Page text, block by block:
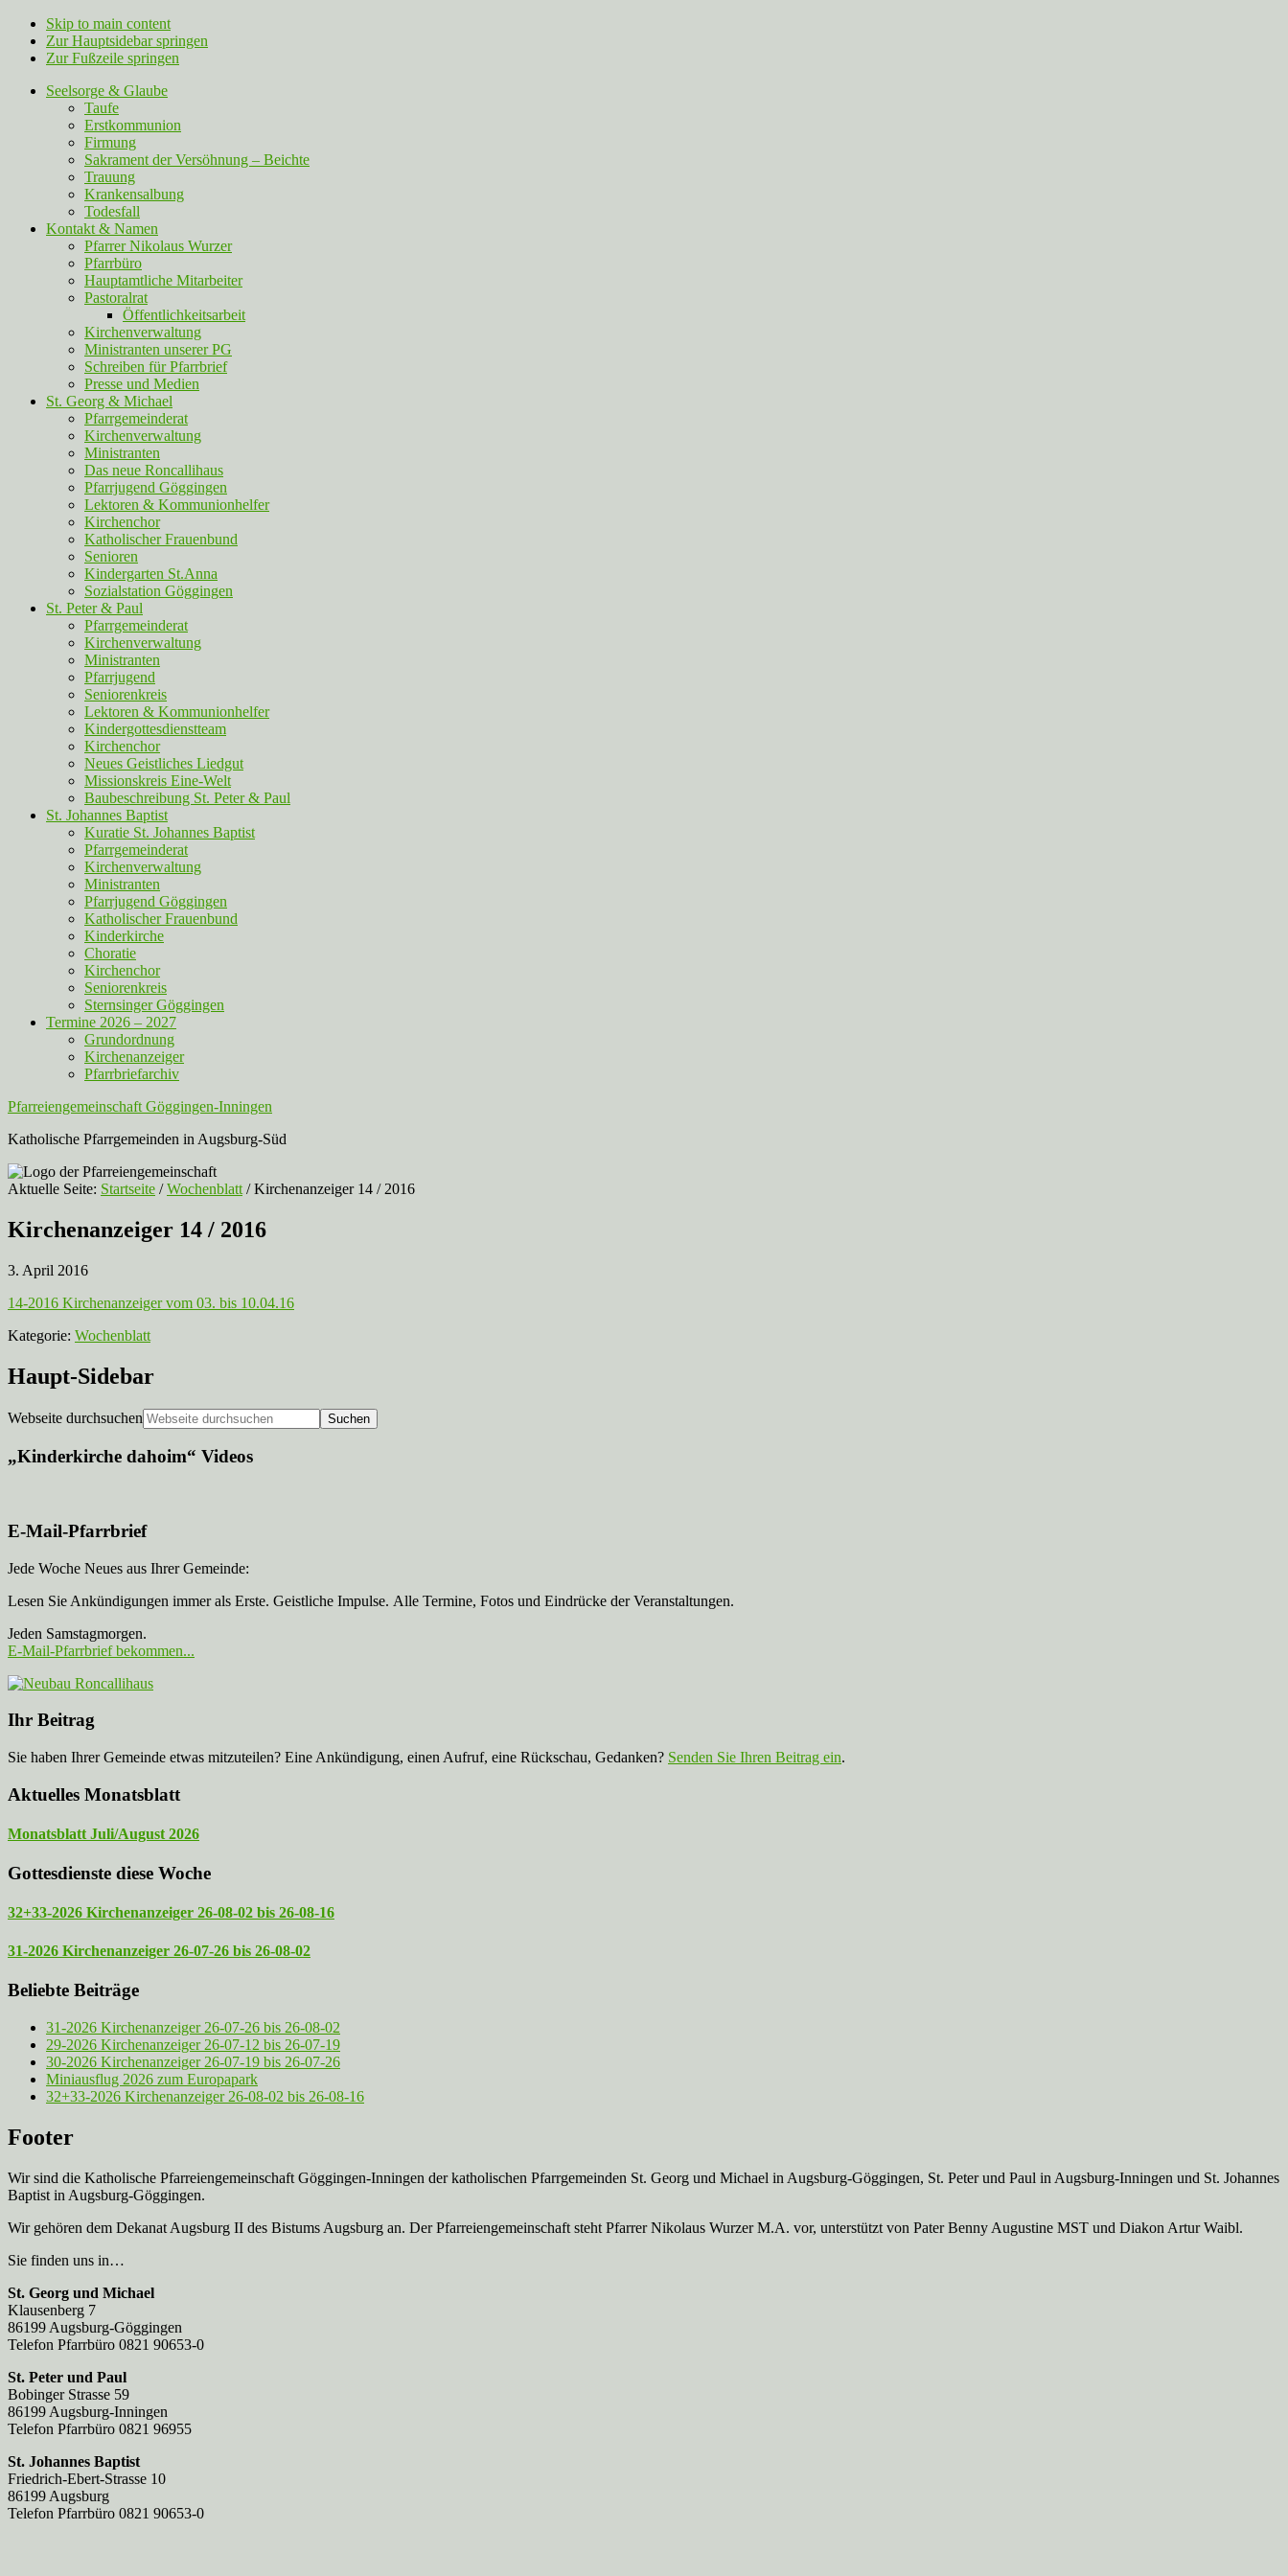
Skip to main content
Zur Hauptsidebar springen
Zur Fußzeile springen
Seelsorge & Glaube
Taufe
Erstkommunion
Firmung
Sakrament der Versöhnung – Beichte
Trauung
Krankensalbung
Todesfall
Kontakt & Namen
Pfarrer Nikolaus Wurzer
Pfarrbüro
Hauptamtliche Mitarbeiter
Pastoralrat
Öffentlichkeitsarbeit
Kirchenverwaltung
Ministranten unserer PG
Schreiben für Pfarrbrief
Presse und Medien
St. Georg & Michael
Pfarrgemeinderat
Kirchenverwaltung
Ministranten
Das neue Roncallihaus
Pfarrjugend Göggingen
Lektoren & Kommunionhelfer
Kirchenchor
Katholischer Frauenbund
Senioren
Kindergarten St.Anna
Sozialstation Göggingen
St. Peter & Paul
Pfarrgemeinderat
Kirchenverwaltung
Ministranten
Pfarrjugend
Seniorenkreis
Lektoren & Kommunionhelfer
Kindergottesdienstteam
Kirchenchor
Neues Geistliches Liedgut
Missionskreis Eine-Welt
Baubeschreibung St. Peter & Paul
St. Johannes Baptist
Kuratie St. Johannes Baptist
Pfarrgemeinderat
Kirchenverwaltung
Ministranten
Pfarrjugend Göggingen
Katholischer Frauenbund
Kinderkirche
Choratie
Kirchenchor
Seniorenkreis
Sternsinger Göggingen
Termine 2026 – 2027
Grundordnung
Kirchenanzeiger
Pfarrbriefarchiv
Pfarreiengemeinschaft Göggingen-Inningen
Katholische Pfarrgemeinden in Augsburg-Süd
Aktuelle Seite: Startseite / Wochenblatt /Kirchenanzeiger 14 / 2016
Kirchenanzeiger 14 / 2016
3. April 2016
14-2016 Kirchenanzeiger vom 03. bis 10.04.16
Kategorie: Wochenblatt
Haupt-Sidebar
Webseite durchsuchen
„Kinderkirche dahoim“ Videos
E-Mail-Pfarrbrief
Jede Woche Neues aus Ihrer Gemeinde:
Lesen Sie Ankündigungen immer als Erste. Geistliche Impulse. Alle Termine, Fotos und Eindrücke der Veranstaltungen.
Jeden Samstagmorgen.
E-Mail-Pfarrbrief bekommen...
Ihr Beitrag
Sie haben Ihrer Gemeinde etwas mitzuteilen? Eine Ankündigung, einen Aufruf, eine Rückschau, Gedanken? Senden Sie Ihren Beitrag ein.
Aktuelles Monatsblatt
Monatsblatt Juli/August 2026
Gottesdienste diese Woche
32+33-2026 Kirchenanzeiger 26-08-02 bis 26-08-16
31-2026 Kirchenanzeiger 26-07-26 bis 26-08-02
Beliebte Beiträge
31-2026 Kirchenanzeiger 26-07-26 bis 26-08-02
29-2026 Kirchenanzeiger 26-07-12 bis 26-07-19
30-2026 Kirchenanzeiger 26-07-19 bis 26-07-26
Miniausflug 2026 zum Europapark
32+33-2026 Kirchenanzeiger 26-08-02 bis 26-08-16
Footer
Wir sind die Katholische Pfarreien­gemeinschaft Göggingen-Inningen der katholischen Pfarrgemeinden St. Georg und Michael in Augsburg-Göggingen, St. Peter und Paul in Augsburg-Inningen und St. Johannes
Baptist in Augsburg-Göggingen.
Wir gehören dem Dekanat Augsburg II des Bistums Augsburg an. Der Pfarreien­gemeinschaft steht Pfarrer Nikolaus Wurzer M.A. vor, unterstützt von Pater Benny Augustine MST und Diakon Artur Waibl.
Sie finden uns in…
St. Georg und Michael
Klausenberg 7
86199 Augsburg-Göggingen
Telefon Pfarrbüro 0821 90653-0
St. Peter und Paul
Bobinger Strasse 59
86199 Augsburg-Inningen
Telefon Pfarrbüro 0821 96955
St. Johannes Baptist
Friedrich-Ebert-Strasse 10
86199 Augsburg
Telefon Pfarrbüro 0821 90653-0